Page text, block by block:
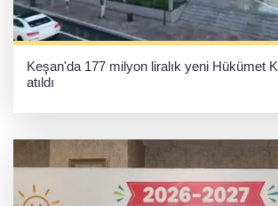
Keşan'da 177 milyon liralık yeni Hükümet
atıldı